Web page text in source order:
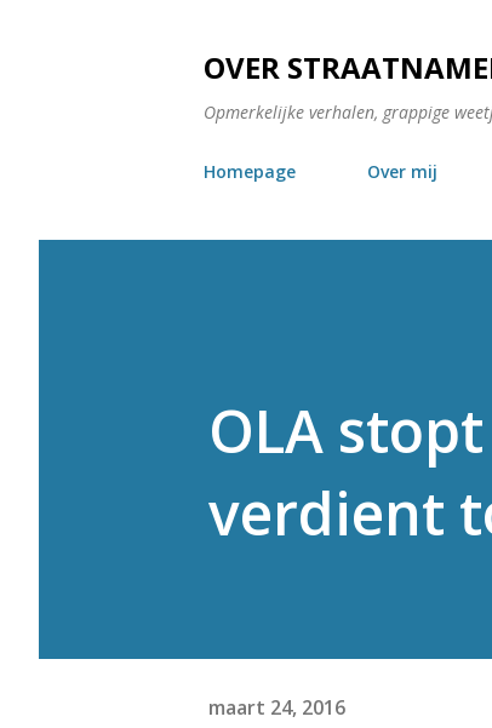
OVER
Opmerkelijke verhalen, grappige
Homepage Over mij
OLA
verdient
maart 24, 2016